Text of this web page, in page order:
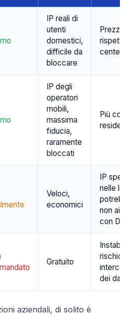
IP reali di
utenti
domestici,
difficile da
bloccare
Prezzo
rispetto
center
IP degli
operatori
mobili,
massima
fiducia,
raramente
bloccati
Più
Veloci,
economici
IP
nelle
non
con DPI
Gratuito
rischio
dei dati
aziendali, di solito è